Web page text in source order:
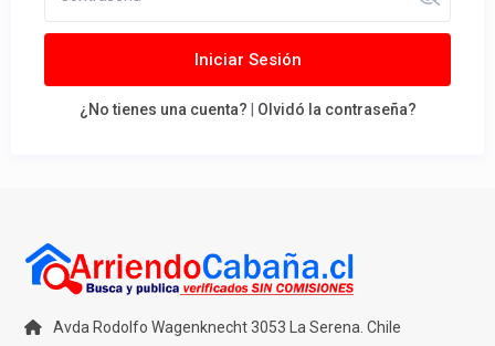
Iniciar Sesión
¿No tienes una cuenta? Olvidó la contraseña?
Avda Rodolfo Wagenknecht 3053 La Serena. Chile